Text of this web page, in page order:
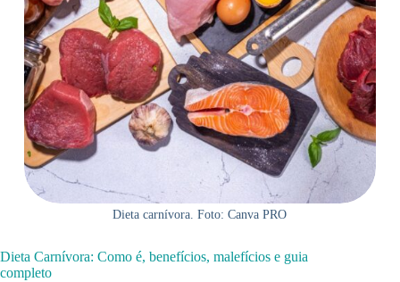
Dieta carnívora. Foto: Canva PRO
Dieta Carnívora: Como é, benefícios, malefícios e guia
completo